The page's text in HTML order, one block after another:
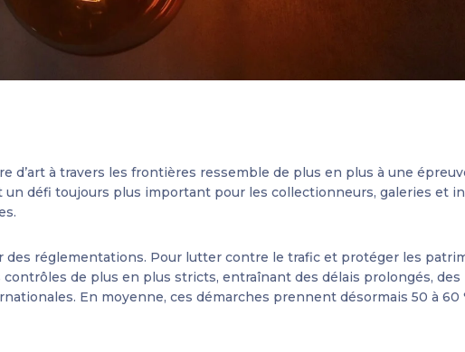
d’art à travers les frontières ressemble de plus en plus à une
défi toujours plus important pour les collectionneurs, galeries et
réglementations. Pour lutter contre le trafic et protéger les
de plus en plus stricts, entraînant des délais prolongés, des
En moyenne, ces démarches prennent désormais 50 à 60